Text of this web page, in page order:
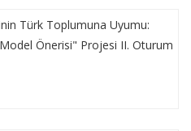
ARAŞTIRMA DESTEK
Türk Toplumuna Uyumu:
Önerisi" Projesi II. Oturum